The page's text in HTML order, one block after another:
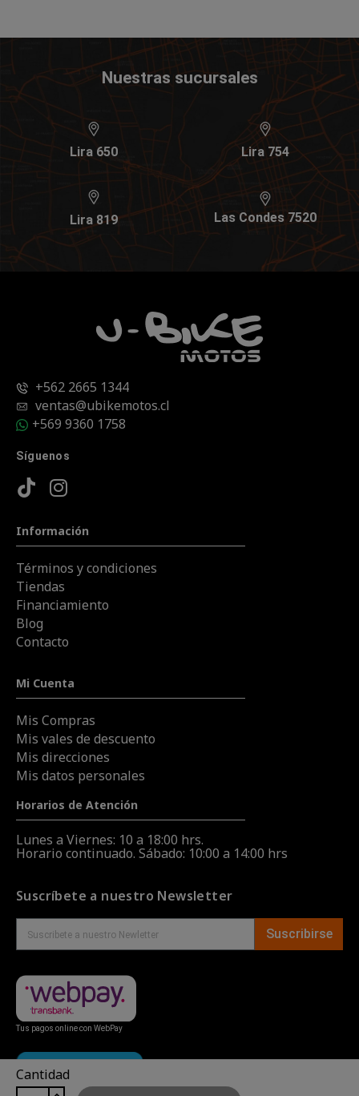
Cantidad
Nuestras sucursales
Lira 650 Lira 754
Lira 819 Las Condes 7520
+562 2665 1344
ventas@ubikemotos.cl
+569 9360 1758
Síguenos
Información
Términos y condiciones
Tiendas
Financiamiento
Blog
Contacto
Mi Cuenta
Mis Compras
Mis vales de descuento
Mis direcciones
Mis datos personales
Horarios de Atención
Lunes a Viernes: 10 a 18:00 hrs.
Horario continuado. Sábado: 10:00 a 14:00 hrs
Suscríbete a nuestro Newsletter
Suscribirse
Tus pagos online con WebPay